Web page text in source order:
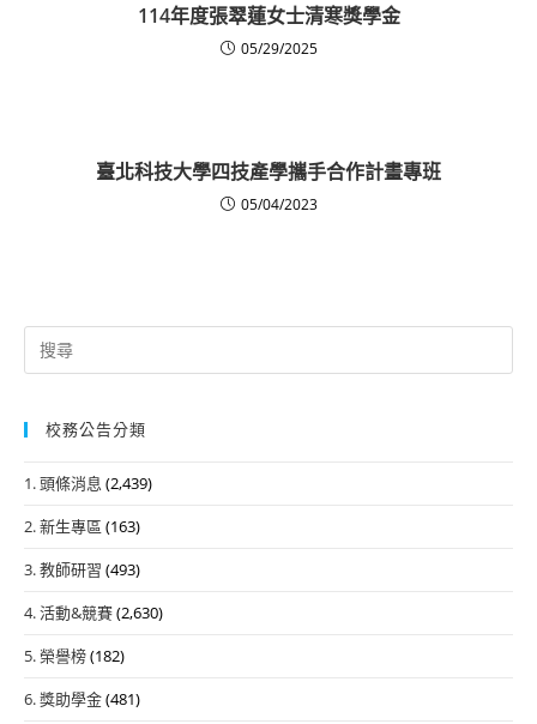
114年度張翠蓮女士清寒獎學金
05/29/2025
臺北科技大學四技產學攜手合作計畫專班
05/04/2023
Search
for:
校務公告分類
1. 頭條消息 (2,439)
2. 新生專區 (163)
3. 教師研習 (493)
4. 活動&競賽(2,630)
5. 榮譽榜(182)
6. 獎助學金(481)